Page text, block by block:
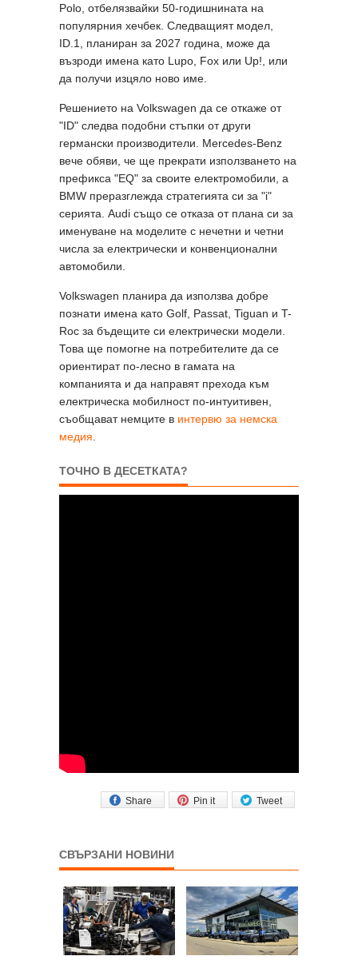
Polo, отбелязвайки 50-годишнината на
популярния хечбек. Следващият модел,
ID.1, планиран за 2027 година, може да
възроди имена като Lupo, Fox или Up!, или
да получи изцяло ново име.
Решението на Volkswagen да се откаже от
"ID" следва подобни стъпки от други
германски производители. Mercedes-Benz
вече обяви, че ще прекрати използването на
префикса "EQ" за своите електромобили, а
BMW преразглежда стратегията си за "i"
серията. Audi също се отказа от плана си за
именуване на моделите с нечетни и четни
числа за електрически и конвенционални
автомобили.
Volkswagen планира да използва добре
познати имена като Golf, Passat, Tiguan и T-
Roc за бъдещите си електрически модели.
Това ще помогне на потребителите да се
ориентират по-лесно в гамата на
компанията и да направят прехода към
електрическа мобилност по-интуитивен,
съобщават немците в интервю за немска
медия
ТОЧНО В ДЕСЕТКАТА?
Tweet
Pin it
Share
СВЪРЗАНИ НОВИНИ